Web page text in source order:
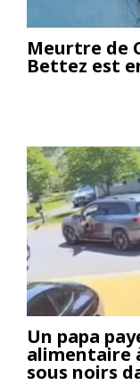
Meurtre de
Bettez est
Un papa
alimentaire
sous noirs